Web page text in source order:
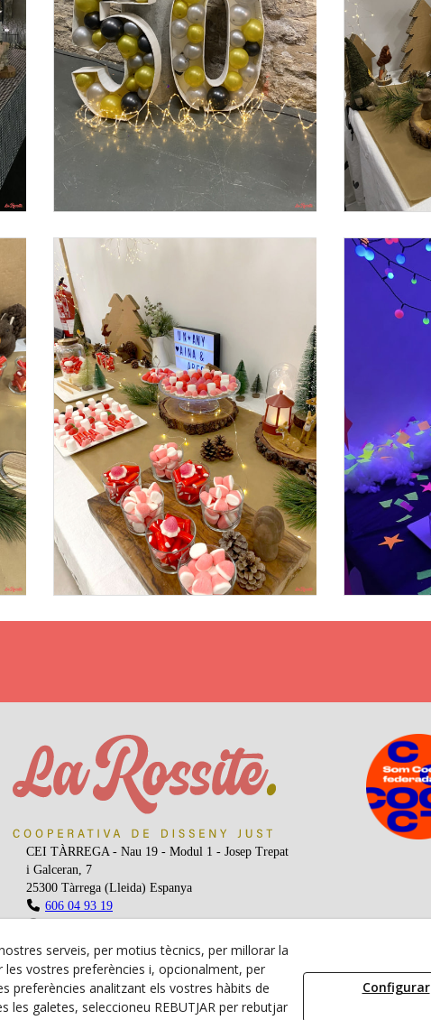
CEI TÀRREGA - Nau 19 - Modul 1 - Josep Trepat
i Galceran, 7
25300 Tàrrega(Lleida) Espanya
606 04 93 19
| Avís Legal | | Política Cookies | | Política de Privacitat |
serveis, per motius tècnics, per millorar la
vostres preferències i, opcionalment, per
preferències analitzant els vostres hàbits de
les galetes, seleccioneu REBUTJAR per rebutjar
Configurar